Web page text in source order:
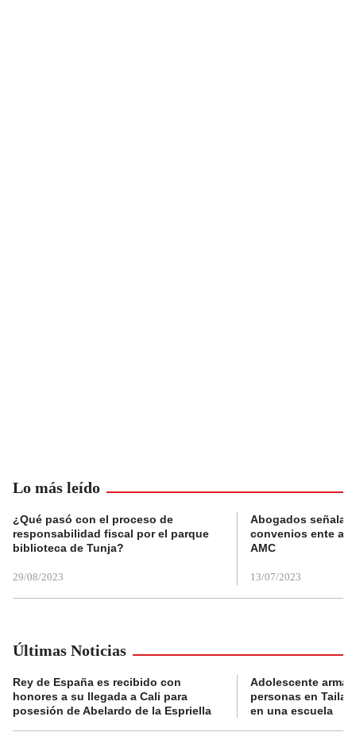
Lo más leído
¿Qué pasó con el proceso de
responsabilidad fiscal por el parque
biblioteca de Tunja?
29/08/2023
Abogados
convenios ente
AMC
13/07/2023
Últimas Noticias
Rey de España es recibido con
honores a su llegada a Cali para
posesión de Abelardo de la Espriella
Adolescente
personas en
en una escuela